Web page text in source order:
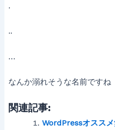
.
..
…
なんか溺れそうな名前ですね
関連記事:
WordPressオススメ